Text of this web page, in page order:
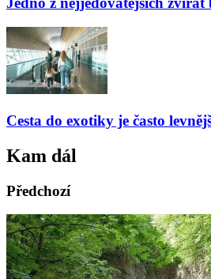
Cesta do exotiky je často
Kam dál
Předchozí